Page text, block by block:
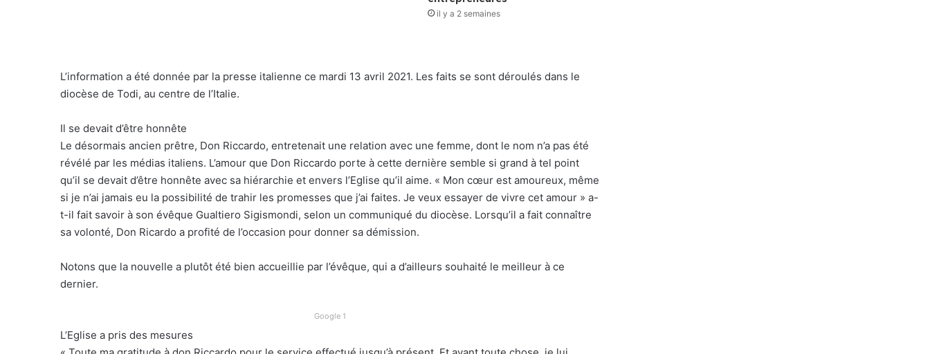
il y a 2 semaines
L’information a été donnée par la presse italienne ce mardi 13 avril 2021. Les faits se sont déroulés dans le
diocèse de Todi, au centre de l’Italie.
Il se devait d’être honnête
Le désormais ancien prêtre, Don Riccardo, entretenait une relation avec une femme, dont le nom n’a pas été
révélé par les médias italiens. L’amour que Don Riccardo porte à cette dernière semble si grand à tel point
qu’il se devait d’être honnête avec sa hiérarchie et envers l’Eglise qu’il aime. « Mon cœur est amoureux, même
si je n’ai jamais eu la possibilité de trahir les promesses que j’ai faites. Je veux essayer de vivre cet amour » a-
t-il fait savoir à son évêque Gualtiero Sigismondi, selon un communiqué du diocèse. Lorsqu’il a fait connaître
sa volonté, Don Ricardo a profité de l’occasion pour donner sa démission.
Notons que la nouvelle a plutôt été bien accueillie par l’évêque, qui a d’ailleurs souhaité le meilleur à ce
dernier.
Google 1
L’Eglise a pris des mesures